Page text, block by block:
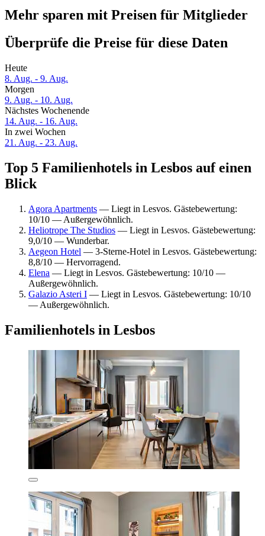
Mehr sparen mit Preisen für Mitglieder
Überprüfe die Preise für diese Daten
Heute
8. Aug. - 9. Aug.
Morgen
9. Aug. - 10. Aug.
Nächstes Wochenende
14. Aug. - 16. Aug.
In zwei Wochen
21. Aug. - 23. Aug.
Top 5 Familienhotels in Lesbos auf einen
Blick
Agora Apartments — Liegt in Lesvos. Gästebewertung:
10/10 — Außergewöhnlich.
Heliotrope The Studios — Liegt in Lesvos. Gästebewertung:
9,0/10 — Wunderbar.
Aegeon Hotel — 3-Sterne-Hotel in Lesvos. Gästebewertung:
8,8/10 — Hervorragend.
Elena — Liegt in Lesvos. Gästebewertung: 10/10 —
Außergewöhnlich.
Galazio Asteri I — Liegt in Lesvos. Gästebewertung: 10/10
— Außergewöhnlich.
Familienhotels in Lesbos